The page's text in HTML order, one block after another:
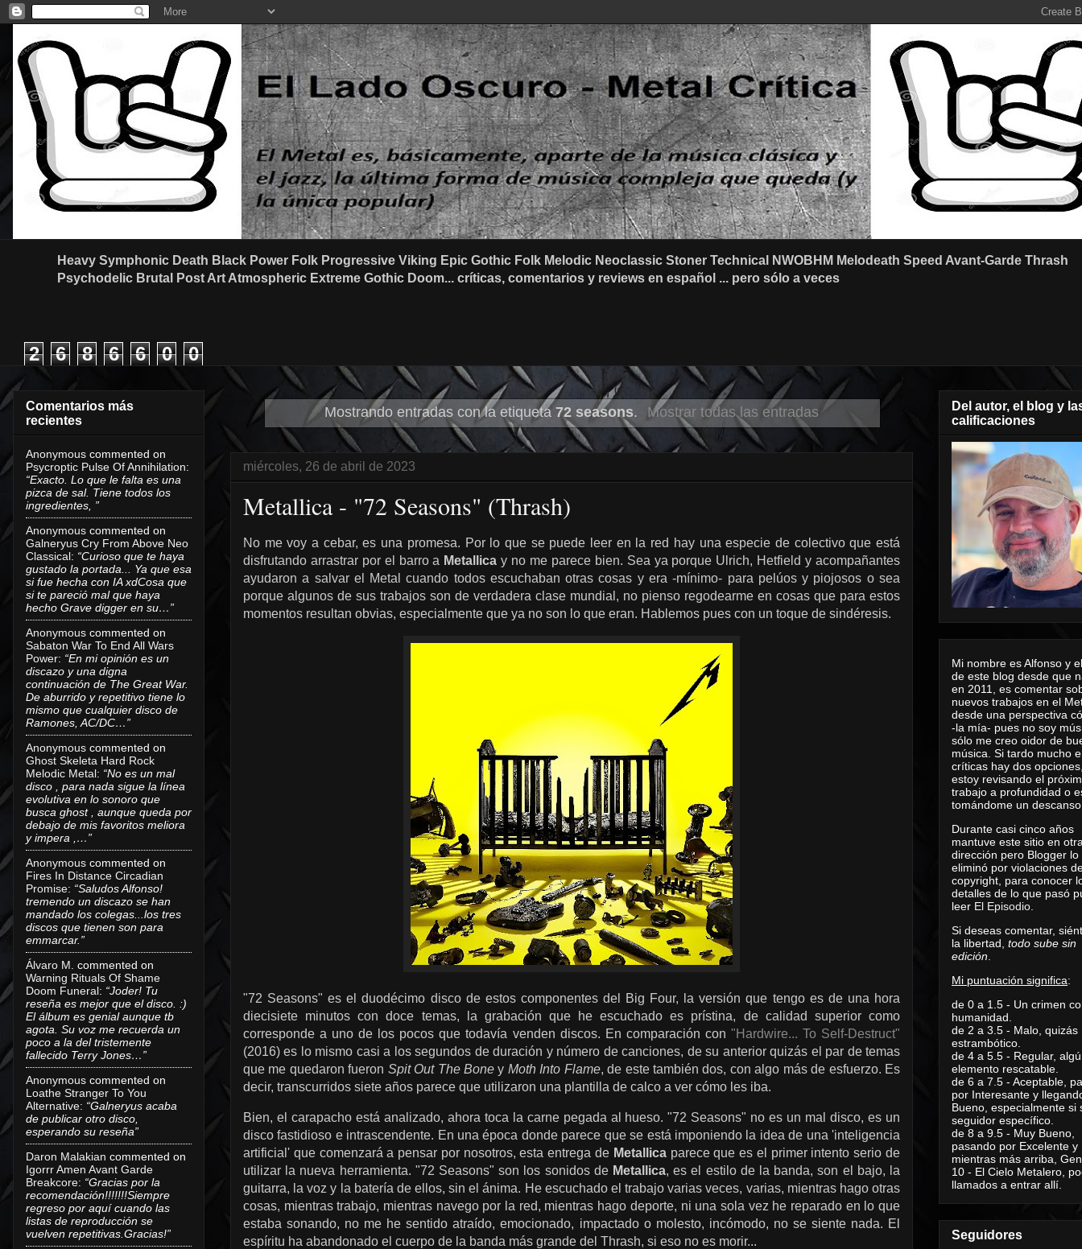
Heavy Symphonic Death Black Power Folk Progressive Viking Epic Gothic Folk Melodic Neoclassic Stoner Technical NWOBHM Melodeath Speed Avant-Garde Thrash
Psychodelic Brutal Post Art Atmospheric Extreme Gothic Doom... críticas, comentarios y reviews en español ... pero sólo a veces
2 6 8 6 6 0 0
Mostrando entradas con la etiqueta 72 seasons. Mostrar todas las entradas
miércoles, 26 de abril de 2023
Metallica - "72 Seasons" (Thrash)
No me voy a cebar, es una promesa. Por lo que se puede leer en la red hay una especie de colectivo que está
disfrutando arrastrar por el barro a Metallica y no me parece bien. Sea ya porque Ulrich, Hetfield y acompañantes
ayudaron a salvar el Metal cuando todos escuchaban otras cosas y era -mínimo- para pelúos y piojosos o sea
porque algunos de sus trabajos son de verdadera clase mundial, no pienso regodearme en cosas que para estos
momentos resultan obvias, especialmente que ya no son lo que eran. Hablemos pues con un toque de sindéresis.
"72 Seasons" es el duodécimo disco de estos componentes del Big Four, la versión que tengo es de una hora
diecisiete minutos con doce temas, la grabación que he escuchado es prístina, de calidad superior como
corresponde a uno de los pocos que todavía venden discos. En comparación con "Hardwire... To Self-Destruct"
(2016) es lo mismo casi a los segundos de duración y número de canciones, de su anterior quizás el par de temas
que me quedaron fueron Spit Out The Bone y Moth Into Flame, de este también dos, con algo más de esfuerzo. Es
decir, transcurridos siete años parece que utilizaron una plantilla de calco a ver cómo les iba.
Bien, el carapacho está analizado, ahora toca la carne pegada al hueso. "72 Seasons" no es un mal disco, es un
disco fastidioso e intrascendente. En una época donde parece que se está imponiendo la idea de una 'inteligencia
artificial' que comenzará a pensar por nosotros, esta entrega de Metallicaparece que es el primer intento serio de
utilizar la nueva herramienta. "72 Seasons" son los sonidos de Metallica, es el estilo de la banda, son el bajo, la
guitarra, la voz y la batería de ellos, sin el ánima. He escuchado el trabajo varias veces, varias, mientras hago otras
cosas, mientras trabajo, mientras navego por la red, mientras hago deporte, ni una sola vez he reparado en lo que
estaba sonando, no me he sentido atraído, emocionado, impactado o molesto, incómodo, no se siente nada. El
espíritu ha abandonado el cuerpo de la banda más grande del Thrash, si eso no es morir...
Comentarios más
recientes
Anonymous commented on
Psycroptic Pulse Of Annihilation:
“Exacto. Lo que le falta es una
pizca de sal. Tiene todos los
ingredientes, ”
Anonymous commented on
Galneryus Cry From Above Neo
Classical: “Curioso que te haya
gustado la portada... Ya que esa
si fue hecha con IA xdCosa que
si te pareció mal que haya
hecho Grave digger en su…”
Anonymous commented on
Sabaton War To End All Wars
Power: “En mi opinión es un
discazo y una digna
continuación de The Great War.
De aburrido y repetitivo tiene lo
mismo que cualquier disco de
Ramones, AC/DC…”
Anonymous commented on
Ghost Skeleta Hard Rock
Melodic Metal: “No es un mal
disco , para nada sigue la línea
evolutiva en lo sonoro que
busca ghost , aunque queda por
debajo de mis favoritos meliora
y impera ,…”
Anonymous commented on
Fires In Distance Circadian
Promise: “Saludos Alfonso!
tremendo un discazo se han
mandado los colegas...los tres
discos que tienen son para
emmarcar.”
Álvaro M. commented on
Warning Rituals Of Shame
Doom Funeral: “Joder! Tu
reseña es mejor que el disco. :)
El álbum es genial aunque tb
agota. Su voz me recuerda un
poco a la del tristemente
fallecido Terry Jones…”
Anonymous commented on
Loathe Stranger To You
Alternative: “Galneryus acaba
de publicar otro disco,
esperando su reseña”
Daron Malakian commented on
Igorrr Amen Avant Garde
Breakcore: “Gracias por la
recomendación!!!!!!!Siempre
regreso por aquí cuando las
listas de reproducción se
vuelven repetitivas.Gracias!”
Del autor, el blog y
calificaciones
Mi nombre es Alfonso y
de este blog desde que
en 2011, es comentar
nuevos trabajos en el
desde una perspectiva
-la mía- pues no soy
sólo me creo oidor de
música. Si tardo mucho
críticas hay dos
estoy revisando el
trabajo a profundidad o
tomándome un
Durante casi cinco años
mantuve este sitio en
dirección pero Blogger lo
eliminó por violaciones
copyright, para conocer
detalles de lo que pasó
leer El Episodio
Si deseas comentar,
la libertad, todo sube sin
edición
Mi puntuación significa:
de 0 a 1.5 - Un crimen
humanidad.
de 2 a 3.5 - Malo, quizás
estrambótico.
de 4 a 5.5 - Regular,
elemento rescatable.
de 6 a 7.5 - Aceptable,
por Interesante y
Bueno, especialmente si
seguidor específico.
de 8 a 9.5 - Muy Bueno,
pasando por Excelente y
mientras más arriba,
10 - El Cielo Metalero,
llamados a entrar allí.
Seguidores